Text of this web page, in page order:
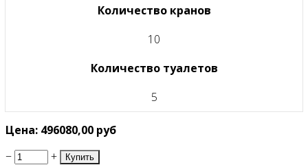
Количество кранов
10
Количество туалетов
5
Цена: 496080,00 руб
−
+